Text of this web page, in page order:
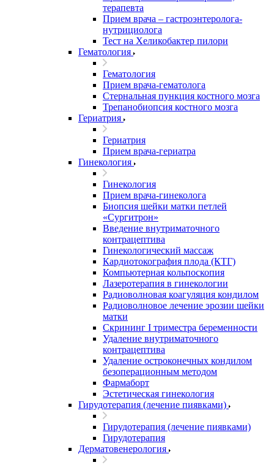
терапевта
Прием врача – гастроэнтеролога-
нутрициолога
Тест на Хеликобактер пилори
Гематология
Гематология
Прием врача-гематолога
Стернальная пункция костного мозга
Трепанобиопсия костного мозга
Гериатрия
Гериатрия
Прием врача-гериатра
Гинекология
Гинекология
Прием врача-гинеколога
Биопсия шейки матки петлей
«Сургитрон»
Введение внутриматочного
контрацептива
Гинекологический массаж
Кардиотокография плода (КТГ)
Компьютерная кольпоскопия
Лазеротерапия в гинекологии
Радиоволновая коагуляция кондилом
Радиоволновое лечение эрозии шейки
матки
Скрининг I триместра беременности
Удаление внутриматочного
контрацептива
Удаление остроконечных кондилом
безоперационным методом
Фармаборт
Эстетическая гинекология
Гирудотерапия (лечение пиявками)
Гирудотерапия (лечение пиявками)
Гирудотерапия
Дерматовенерология